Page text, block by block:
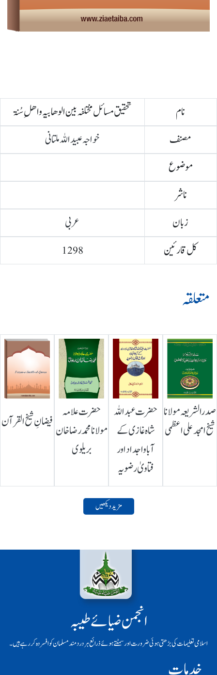
تحقیق مسائل مختلفہ بین الوھابیہ واھلِ سُنۃ
نام
خواجہ عبیداللہ ملتانی
مصنف
موضوع
ناشر
عربی
زبان
1298
کل قارئین
متعلقہ
صدرالشریعہ مولانا
شیخ امجد علی اعظمی
حضرت عبداللہ
شاہ غازی کے
آباواجداد اور
فتاویٰ رضویہ
حضرت علامہ
مولانا محمد رضا خان
بریلوی
فیضانِ شیخ القرآن
مزید دیکھیں
انجمن ضیائے طیبہ
اسلامی تعلیمات کی بڑھتی ہوئی ضرورت اور سمٹتے ہوئے ذرائع ہر دردمند مسلمان کو افسردہ کر رہے ہیں۔